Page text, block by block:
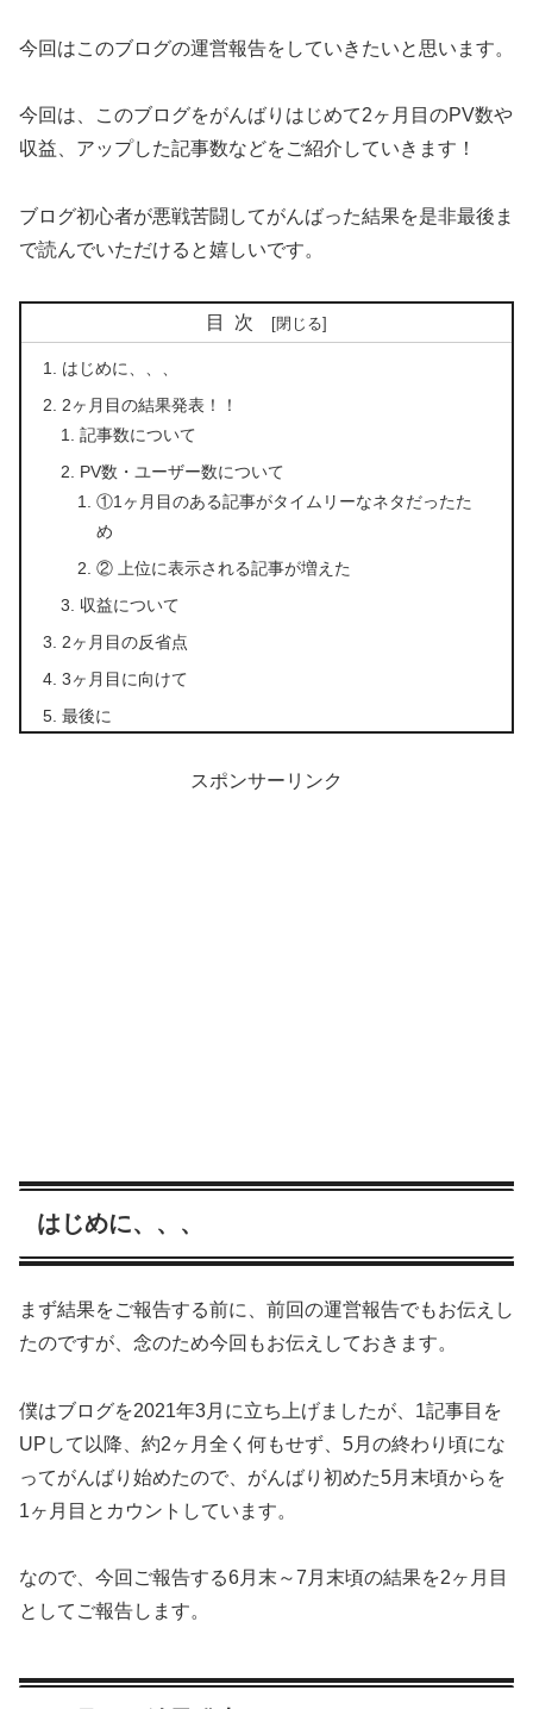
今回はこのブログの運営報告をしていきたいと思います。
今回は、このブログをがんばりはじめて2ヶ月目のPV数や
収益、アップした記事数などをご紹介していきます！
ブログ初心者が悪戦苦闘してがんばった結果を是非最後ま
で読んでいただけると嬉しいです。
目次
はじめに、、、
2ヶ月目の結果発表！！
記事数について
PV数・ユーザー数について
①1ヶ月目のある記事がタイムリーなネタだったた
め
② 上位に表示される記事が増えた
収益について
2ヶ月目の反省点
3ヶ月目に向けて
最後に
スポンサーリンク
はじめに、、、
まず結果をご報告する前に、前回の運営報告でもお伝えし
たのですが、念のため今回もお伝えしておきます。
僕はブログを2021年3月に立ち上げましたが、1記事目を
UPして以降、約2ヶ月全く何もせず、5月の終わり頃にな
ってがんばり始めたので、がんばり初めた5月末頃からを
1ヶ月目とカウントしています。
なので、今回ご報告する6月末～7月末頃の結果を2ヶ月目
としてご報告します。